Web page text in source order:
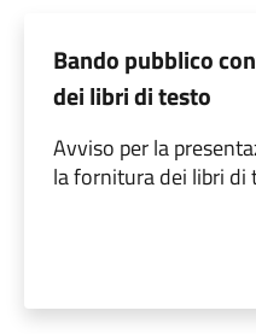
Bando pubblico
dei libri di testo
Avviso per la
la fornitura dei libri